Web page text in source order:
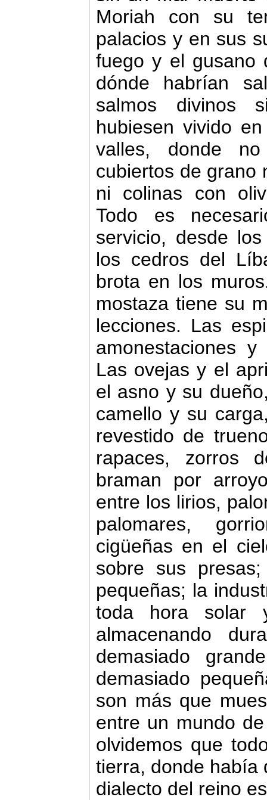
Moriah con su
palacios y en sus
fuego y el gusano
dónde habrían
salmos divinos
hubiesen vivido
valles, donde
cubiertos de grano
ni colinas con
Todo es
servicio, desde
los cedros del
brota en los
mostaza tiene su
lecciones. Las
amonestaciones
Las ovejas y el
el asno y su
camello y su
revestido de
ra­paces, zorros
braman por
entre los lirios,
palomares,
cigüeñas en el
sobre sus
pequeñas; la
toda hora solar
almacenando
demasiado
demasiado
son más que
entre un mundo
olvidemos que
tierra, donde había
dialecto del reino